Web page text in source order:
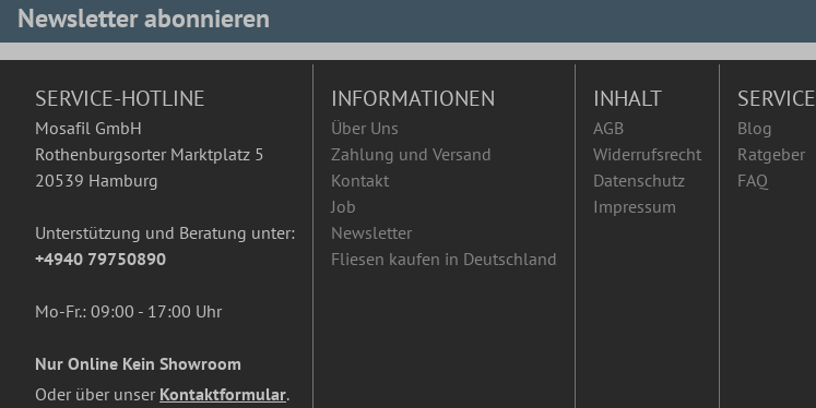
Newsletter abonnieren
SERVICE-HOTLINE
Mosafil GmbH
Rothenburgsorter Marktplatz 5
20539 Hamburg
Unterstützung und Beratung unter:
+4940 79750890
Mo-Fr.: 09:00 - 17:00 Uhr
Nur Online Kein Showroom
Oder über unser Kontaktformular.
INFORMATIONEN
Über Uns
Zahlung und Versand
Kontakt
Job
Newsletter
Fliesen kaufen in Deutschland
INHALT
AGB
Widerrufsrecht
Datenschutz
Impressum
SERVICE
Blog
Ratgeber
FAQ